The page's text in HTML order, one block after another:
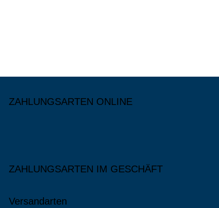
ZAHLUNGSARTEN ONLINE
ZAHLUNGSARTEN IM GESCHÄFT
Versandarten